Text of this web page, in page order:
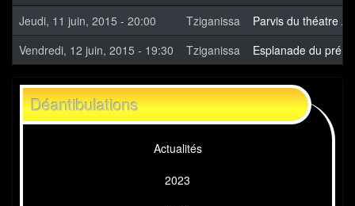
Jeudi, 11 juin, 2015 - 20:00
Tziganissa
Parvis du théatre
Vendredi, 12 juin, 2015 - 19:30
Tziganissa Esplanade du pré
Déantibulations
Actualités
2023